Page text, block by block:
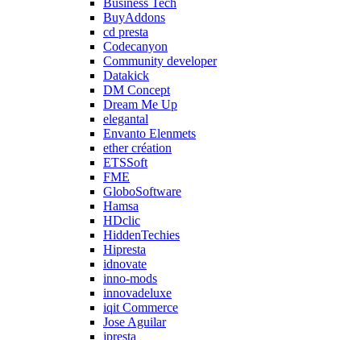
BuyAddons
cd presta
Codecanyon
Community developer
Datakick
DM Concept
Dream Me Up
elegantal
Envanto Elenmets
ether création
ETSSoft
FME
GloboSoftware
Hamsa
HDclic
HiddenTechies
Hipresta
idnovate
inno-mods
innovadeluxe
iqit Commerce
Jose Aguilar
jpresta